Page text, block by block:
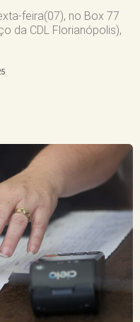
feira(07), no Box 77
da CDL Florianópolis),